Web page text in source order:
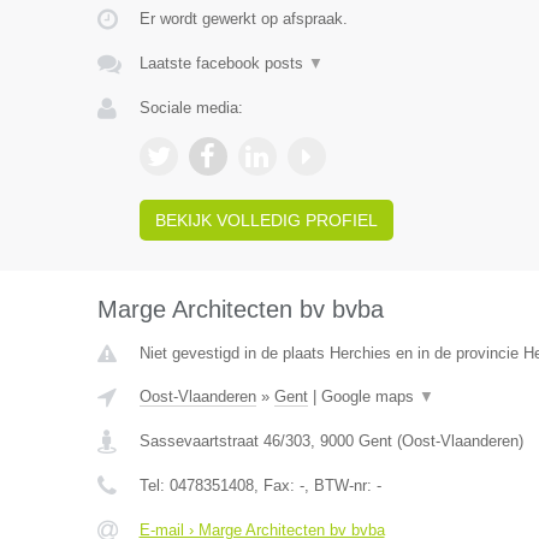
Er wordt gewerkt op afspraak.
Laatste facebook posts ▼
Sociale media:
BEKIJK VOLLEDIG PROFIEL
Marge Architecten bv bvba
Niet gevestigd in de plaats Herchies en in de provincie
Oost-Vlaanderen» Gent| Google maps ▼
Sassevaartstraat 46/303, 9000 Gent(Oost-Vlaanderen)
Tel: 0478351408, Fax: -, BTW-nr: -
E-mail › Marge Architecten bv bvba